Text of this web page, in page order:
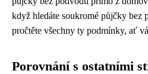
když hledáte soukromé půjčky bez
pročtěte všechny ty podmínky, ať
Porovnání s ostatními